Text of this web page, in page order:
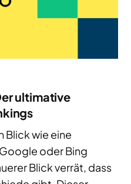
ultimative
Blick wie eine
oder Bing
Blick verrät, dass